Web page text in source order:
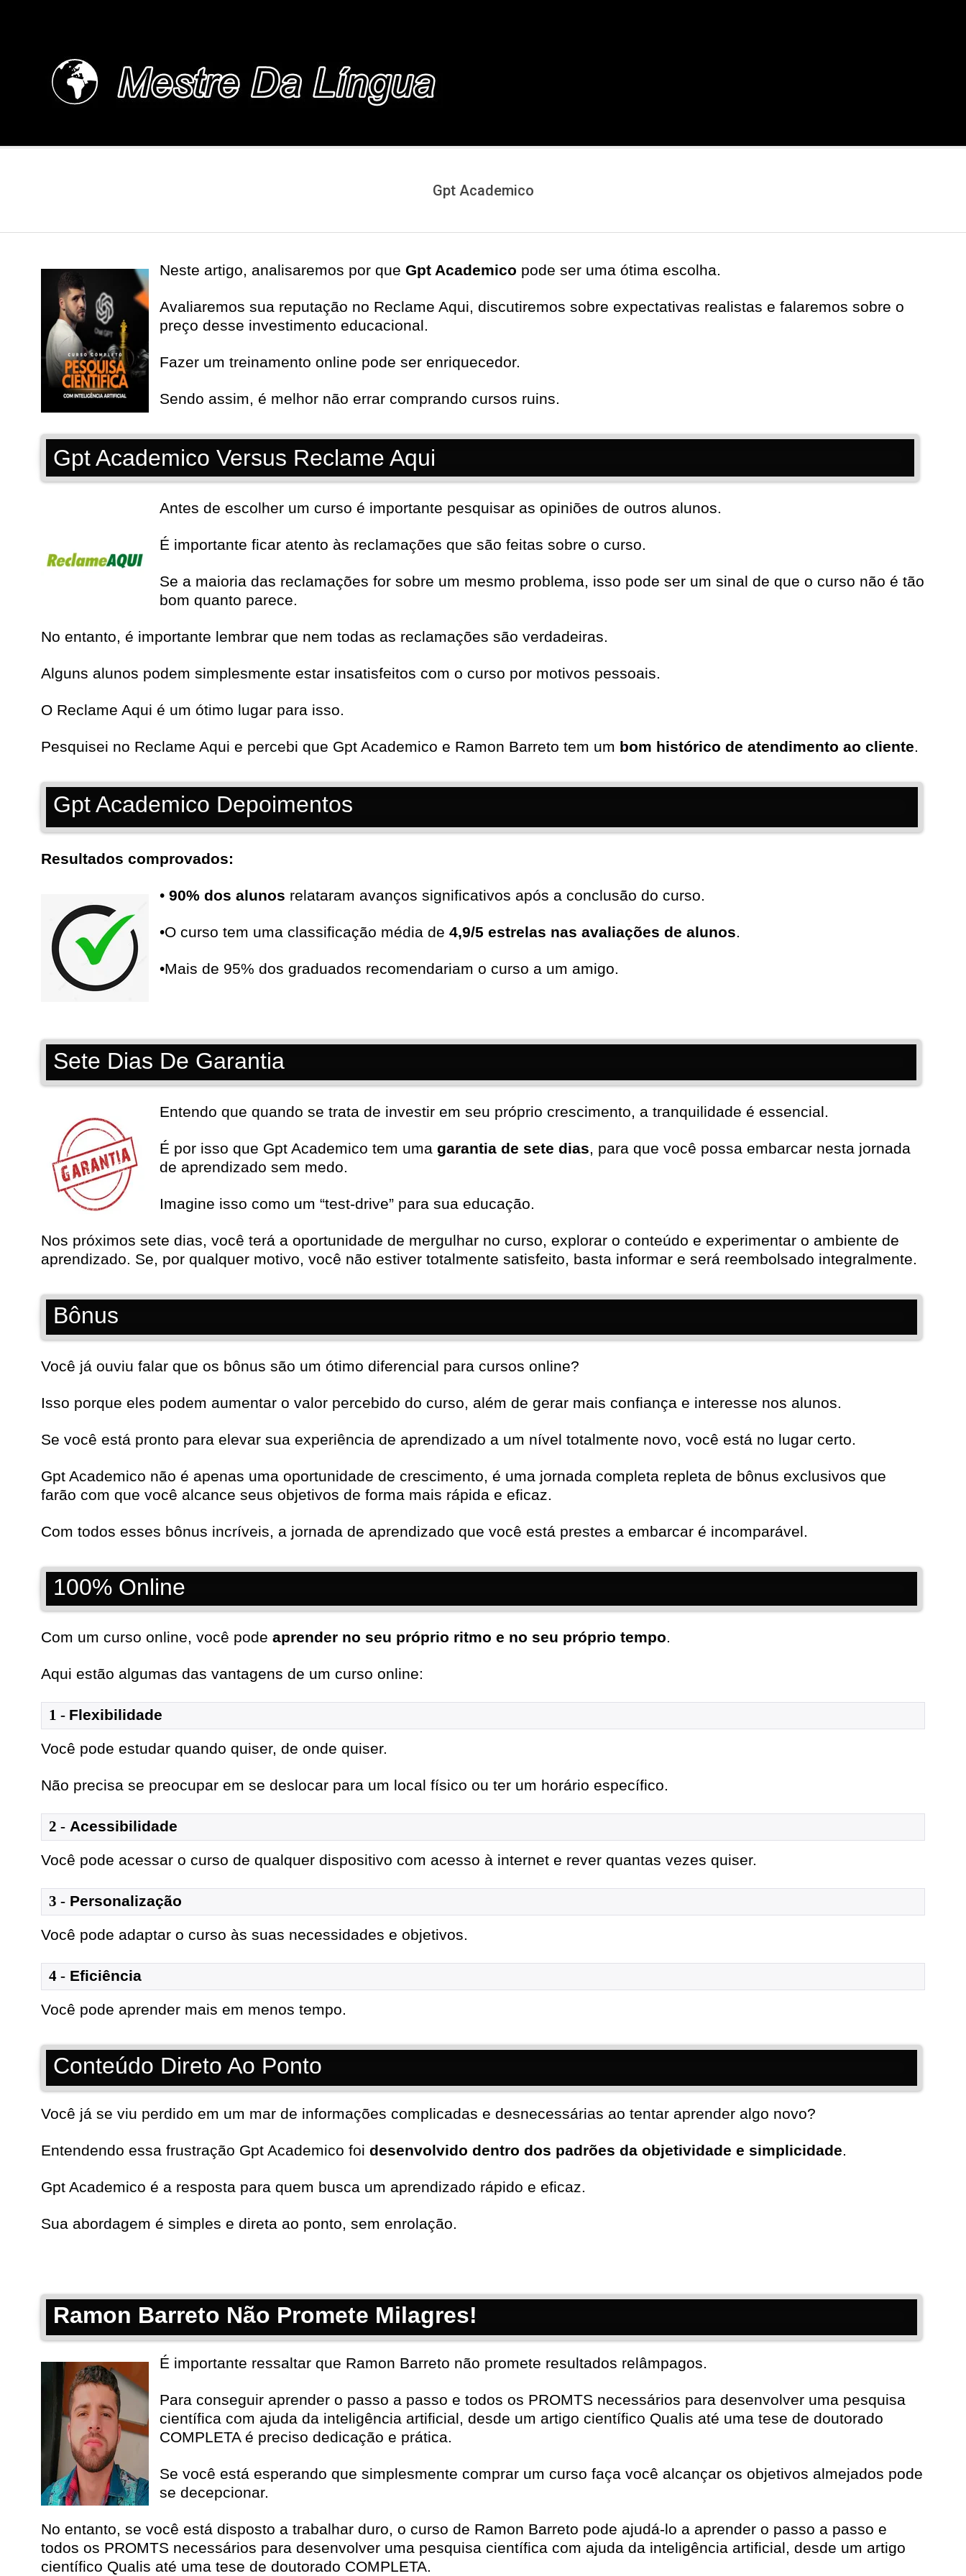
MESTREDALINGUA.COM.BR
Gpt Academico
Neste artigo, analisaremos por que Gpt Academico pode ser uma ótima escolha.
Avaliaremos sua reputação no Reclame Aqui, discutiremos sobre expectativas realistas e falaremos sobre o
preço desse investimento educacional.
Fazer um treinamento online pode ser enriquecedor.
Sendo assim, é melhor não errar comprando cursos ruins.
Gpt Academico Versus Reclame Aqui
Antes de escolher um curso é importante pesquisar as opiniões de outros alunos.
É importante ficar atento às reclamações que são feitas sobre o curso.
Se a maioria das reclamações for sobre um mesmo problema, isso pode ser um sinal de que o curso não é tão
bom quanto parece.
No entanto, é importante lembrar que nem todas as reclamações são verdadeiras.
Alguns alunos podem simplesmente estar insatisfeitos com o curso por motivos pessoais.
O Reclame Aqui é um ótimo lugar para isso.
Pesquisei no Reclame Aqui e percebi que Gpt Academico e Ramon Barreto tem um bom histórico de atendimento ao cliente.
Gpt Academico Depoimentos
Resultados comprovados:
• 90% dos alunos relataram avanços significativos após a conclusão do curso.
•O curso tem uma classificação média de 4,9/5 estrelas nas avaliações de alunos.
•Mais de 95% dos graduados recomendariam o curso a um amigo.
Sete Dias De Garantia
Entendo que quando se trata de investir em seu próprio crescimento, a tranquilidade é essencial.
É por isso que Gpt Academico tem uma garantia de sete dias, para que você possa embarcar nesta jornada
de aprendizado sem medo.
Imagine isso como um “test-drive” para sua educação.
Nos próximos sete dias, você terá a oportunidade de mergulhar no curso, explorar o conteúdo e experimentar o ambiente de
aprendizado. Se, por qualquer motivo, você não estiver totalmente satisfeito, basta informar e será reembolsado integralmente.
Bônus
Você já ouviu falar que os bônus são um ótimo diferencial para cursos online?
Isso porque eles podem aumentar o valor percebido do curso, além de gerar mais confiança e interesse nos alunos.
Se você está pronto para elevar sua experiência de aprendizado a um nível totalmente novo, você está no lugar certo.
Gpt Academico não é apenas uma oportunidade de crescimento, é uma jornada completa repleta de bônus exclusivos que
farão com que você alcance seus objetivos de forma mais rápida e eficaz.
Com todos esses bônus incríveis, a jornada de aprendizado que você está prestes a embarcar é incomparável.
100% Online
Com um curso online, você pode aprender no seu próprio ritmo e no seu próprio tempo.
Aqui estão algumas das vantagens de um curso online:
1 - Flexibilidade
Você pode estudar quando quiser, de onde quiser.
Não precisa se preocupar em se deslocar para um local físico ou ter um horário específico.
2 - Acessibilidade
Você pode acessar o curso de qualquer dispositivo com acesso à internet e rever quantas vezes quiser.
3 - Personalização
Você pode adaptar o curso às suas necessidades e objetivos.
4 - Eficiência
Você pode aprender mais em menos tempo.
Conteúdo Direto Ao Ponto
Você já se viu perdido em um mar de informações complicadas e desnecessárias ao tentar aprender algo novo?
Entendendo essa frustração Gpt Academico foi desenvolvido dentro dos padrões da objetividade e simplicidade.
Gpt Academico é a resposta para quem busca um aprendizado rápido e eficaz.
Sua abordagem é simples e direta ao ponto, sem enrolação.
Ramon Barreto Não Promete Milagres!
É importante ressaltar que Ramon Barreto não promete resultados relâmpagos.
Para conseguir aprender o passo a passo e todos os PROMTS necessários para desenvolver uma pesquisa
científica com ajuda da inteligência artificial, desde um artigo científico Qualis até uma tese de doutorado
COMPLETA é preciso dedicação e prática.
Se você está esperando que simplesmente comprar um curso faça você alcançar os objetivos almejados pode
se decepcionar.
No entanto, se você está disposto a trabalhar duro, o curso de Ramon Barreto pode ajudá-lo a aprender o passo a passo e
todos os PROMTS necessários para desenvolver uma pesquisa científica com ajuda da inteligência artificial, desde um artigo
científico Qualis até uma tese de doutorado COMPLETA.